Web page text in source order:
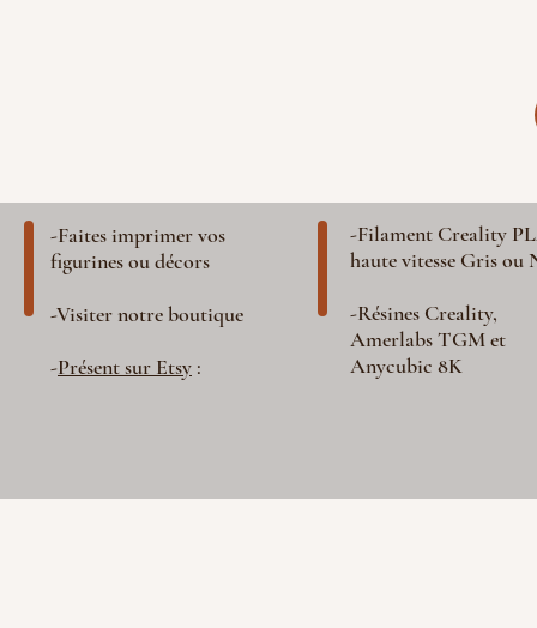
-Faites imprimer vos
figurines ou décors
-Visiter notre boutique
-Présent sur Etsy :
-Filament Creality
haute vitesse Gris ou
-Résines Creality,
Amerlabs TGM et
Anycubic 8K